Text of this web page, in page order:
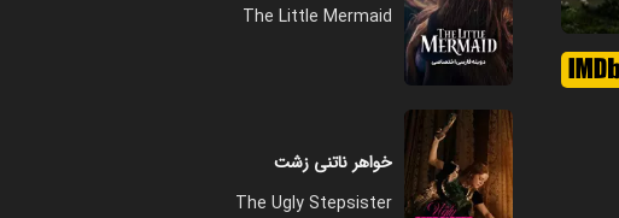
The Little Mermaid
خواهر ناتنی زشت
The Ugly Stepsister